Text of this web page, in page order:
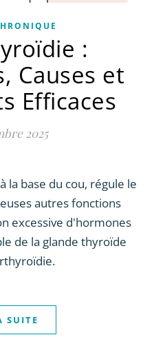
:
Causes et
Efficaces
2025
autres fonctions
excessive d'hormones
de la glande thyroïde
SUITE